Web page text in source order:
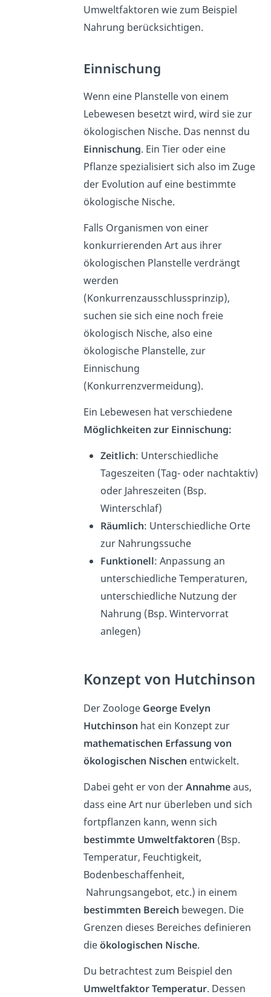
Umweltfaktoren wie zum Beispiel
Nahrung berücksichtigen.
Einnischung
Wenn eine Planstelle von einem
Lebewesen besetzt wird, wird sie zur
ökologischen Nische. Das nennst du
Einnischung. Ein Tier oder eine
Pflanze spezialisiert sich also im Zuge
der Evolution auf eine bestimmte
ökologische Nische.
Falls Organismen von einer
konkurrierenden Art aus ihrer
ökologischen Planstelle verdrängt
werden
(Konkurrenzausschlussprinzip),
suchen sie sich eine noch freie
ökologisch Nische, also eine
ökologische Planstelle, zur
Einnischung
(Konkurrenzvermeidung).
Ein Lebewesen hat verschiedene
Möglichkeiten zur Einnischung:
Zeitlich: Unterschiedliche
Tageszeiten (Tag- oder nachtaktiv)
oder Jahreszeiten (Bsp.
Winterschlaf)
Räumlich: Unterschiedliche Orte
zur Nahrungssuche
Funktionell: Anpassung an
unterschiedliche Temperaturen,
unterschiedliche Nutzung der
Nahrung (Bsp. Wintervorrat
anlegen)
Konzept von Hutchinson
Der Zoologe George Evelyn
Hutchinson hat ein Konzept zur
mathematischen Erfassung von
ökologischen Nischen entwickelt.
Dabei geht er von derAnnahmeaus,
dass eine Art nur überleben und sich
fortpflanzen kann, wenn sich
bestimmte Umweltfaktoren (Bsp.
Temperatur, Feuchtigkeit,
Bodenbeschaffenheit,
Nahrungsangebot, etc.) in einem
bestimmten Bereich bewegen. Die
Grenzen dieses Bereiches definieren
dieökologischen Nische.
Du betrachtest zum Beispiel den
Umweltfaktor Temperatur. Dessen